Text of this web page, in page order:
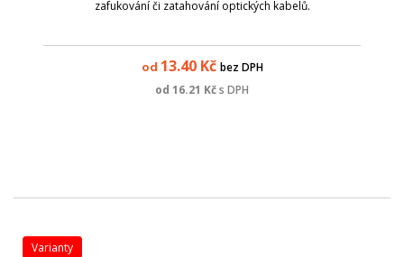
zafukování či zatahování optických kabelů.
od 13.40Kč bez DPH
od 16.21 Kčs DPH
varianty